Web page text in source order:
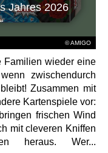
© AMIGO
Jahres 2026
Familien wieder eine
zwischendurch
Zusammen mit
Kartenspiele vor:
frischen Wind
mit cleveren Kniffen
heraus. Wer...